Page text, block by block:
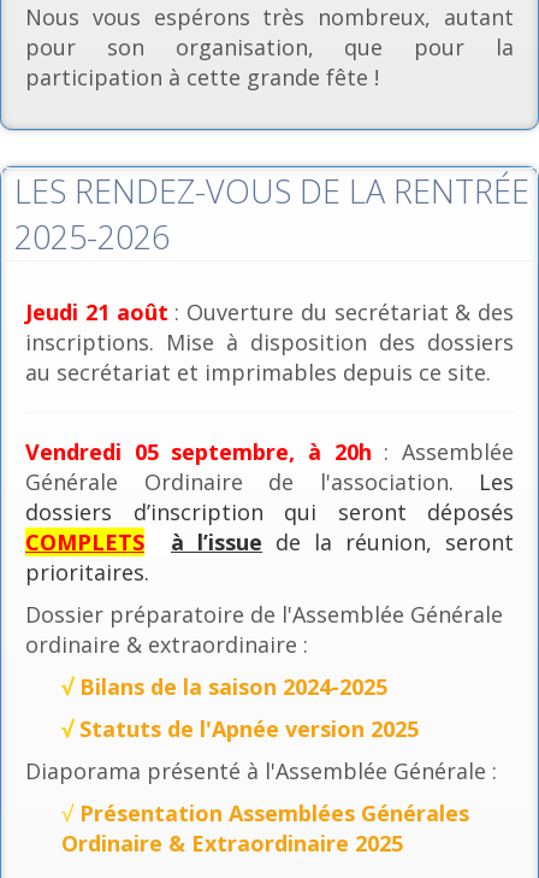
Nous vous espérons très nombreux, autant
pour son organisation, que pour la
participation à cette grande fête !
LES RENDEZ-VOUS DE LA RENTRÉE
2025-2026
Jeudi 21 août : Ouverture du secrétariat & des
inscriptions. Mise à disposition des dossiers
au secrétariat et imprimables depuis ce site.
Vendredi 05 septembre, à 20h : Assemblée
Générale Ordinaire de l'association. Les
dossiers d’inscription qui seront déposés
COMPLETS
à l’issue de la réunion, seront
prioritaires.
Dossier préparatoire de l'Assemblée Générale
ordinaire & extraordinaire :
√ Bilans de la saison 2024-2025
√ Statuts de l'Apnée version 2025
Diaporama présenté à l'Assemblée Générale :
√ Présentation Assemblées Générales
Ordinaire & Extraordinaire 2025